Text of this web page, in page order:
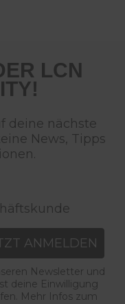
LCN
deine nächste
News, Tipps
ANMELDEN
Newsletter und
deine Einwilligung
Mehr Infos zum